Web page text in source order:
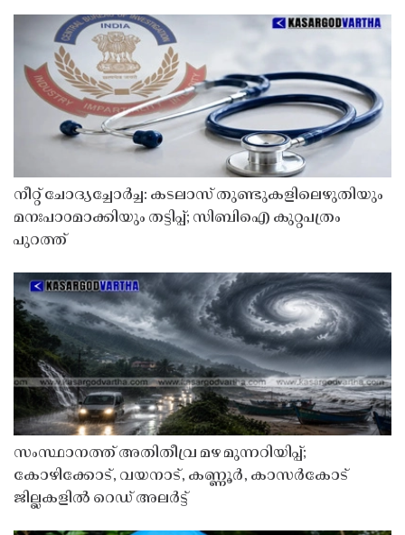
നീറ്റ് ചോദ്യച്ചോർച്ച: കടലാസ് തുണ്ടുകളിലെഴുതിയും
മനഃപാഠമാക്കിയും തട്ടിപ്പ്; സിബിഐ കുറ്റപത്രം
പുറത്ത്
സംസ്ഥാനത്ത് അതിതീവ്ര മഴ മുന്നറിയിപ്പ്;
കോഴിക്കോട്, വയനാട്, കണ്ണൂർ, കാസർകോട്
ജില്ലകളിൽ റെഡ് അലർട്ട്